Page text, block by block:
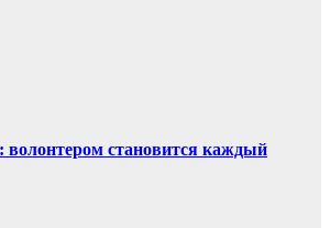
становится каждый